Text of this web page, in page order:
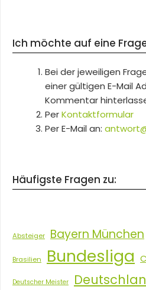
Ich möchte auf eine
Bei der jeweiligen
einer gültigen E-Mail
Kommentar
PerKontaktformular
Per E-Mail an:
Häufigste Fragen zu:
Absteiger Bayern München
Brasilien Bundesliga
Deutscher Meister